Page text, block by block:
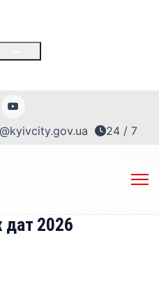
24 / 7
дат 2026